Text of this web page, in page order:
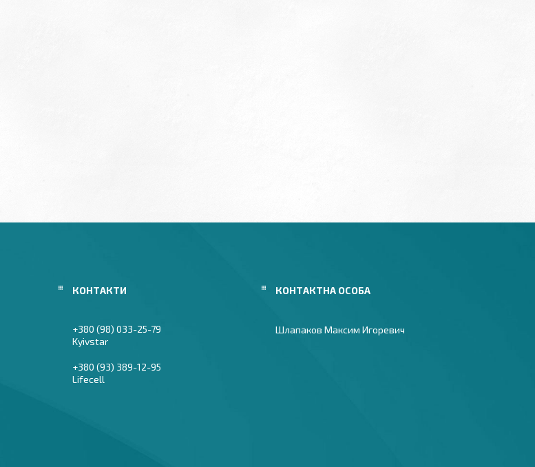
+380 (98) 033-25-79
Kyivstar
+380 (93) 389-12-95
Lifecell
Шлапаков Максим Игоревич